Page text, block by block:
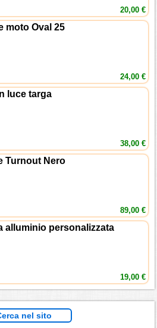
20,00 €
moto Oval 25
24,00 €
luce targa
38,00 €
Turnout Nero
89,00 €
alluminio personalizzata
19,00 €
nel sito